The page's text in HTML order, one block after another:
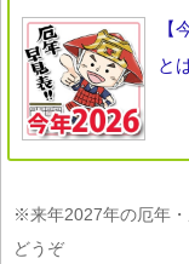
【
と
※来年2027年の厄年
どうぞ